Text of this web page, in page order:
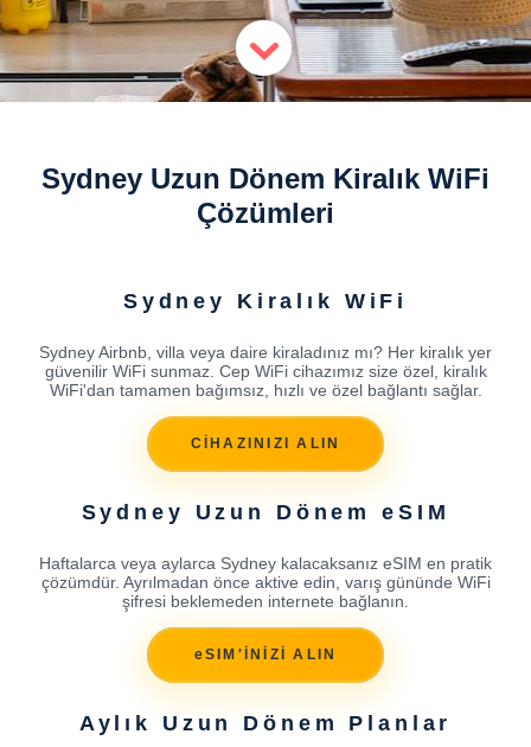
Sydney Uzun Dönem Kiralık WiFi
Çözümleri
Sydney Kiralık WiFi
Sydney Airbnb, villa veya daire kiraladınız mı? Her kiralık yer
güvenilir WiFi sunmaz. Cep WiFi cihazımız size özel, kiralık
WiFi'dan tamamen bağımsız, hızlı ve özel bağlantı sağlar.
CİHAZINIZI ALIN
Sydney Uzun Dönem eSIM
Haftalarca veya aylarca Sydney kalacaksanız eSIM en pratik
çözümdür. Ayrılmadan önce aktive edin, varış gününde WiFi
şifresi beklemeden internete bağlanın.
eSIM'İNİZİ ALIN
Aylık Uzun Dönem Planlar